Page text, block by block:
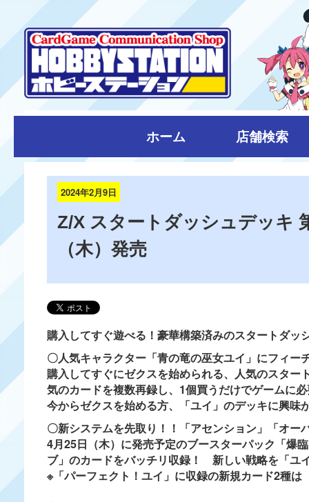
ホーム 店舗検索
2024年2月9日
Z/X スタートダッシュデッキ
（木）発売
購入してすぐ遊べる！豪華構築済みのスタートダッ
〇人気キャラクター「青の竜の巫女ユイ」にフィー
購入してすぐにゼクスを始められる、人気のスタ
気のカードを複数再録し、1個買うだけでゲームに
今からゼクスを始める方、「ユイ」のデッキに興味
〇新システムを先取り！！「アセンション」「オー
4月25日（木）に発売予定のブースターパック「爆
ブ」のカードをバッチリ収録！ 新しい戦略を「ユ
※「パーフェクト！ユイ」に収録の新規カード2種